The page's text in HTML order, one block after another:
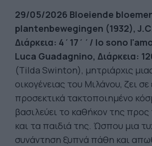
29/05/2026 Bloeiende
plantenbewegingen (1932),
Διάρκεια: 4΄17΄΄/ Io sono
Luca Guadagnino, Διάρκεια:
(Tilda Swinton), μητριάρχις
οικογένειας του Μιλάνου, ζει σε
προσεκτικά τακτοποιημένο
βασιλεύει το καθήκον της προς
και τα παιδιά της. Ώσπου μια
συνάντηση ξυπνά πάθη και